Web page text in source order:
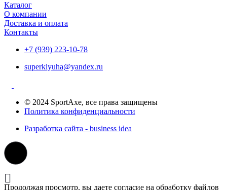
Каталог
О компании
Доставка и оплата
Контакты
+7 (939) 223-10-78
superklyuha@yandex.ru
© 2024 SportAxe, все права защищены
Политика конфиденциальности
Разработка сайта - business idea
Продолжая просмотр, вы даете согласие на обработку файлов